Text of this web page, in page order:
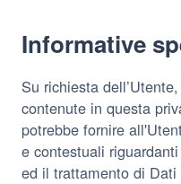
Informative
Su richiesta
contenute in questa
potrebbe fornire
e contestuali
ed il trattamento di Dati